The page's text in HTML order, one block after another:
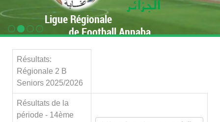
Ligue Régionale
de Football Annaba
Résultats:
Régionale 2 B
Seniors 2025/2026
Résultats de la
période - 14ème